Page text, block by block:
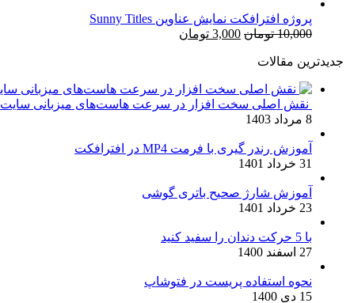
پروژه افترافکت نمایش عناوین Sunny Titles
10,000 تومان قیمت
3,000 تومان
جدیدترین مقالات
نقش اصلی سخت افزار در سرعت هاست‌های میزبانی سایت
8 مرداد 1403
آموزش رندر گیری با فرمت MP4 در افترافکت
31 خرداد 1401
آموزش شارژ صحیح باتری گوشی
23 خرداد 1401
با 5 حرکت دندان را سفید کنید
27 اسفند 1400
نحوه استفاده پریست در فتوشاپ
15 دی 1400